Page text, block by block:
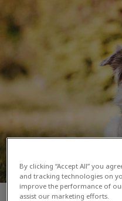
By clicking “Accept All” you
and tracking technologies on
improve the performance of
assist our marketing efforts.